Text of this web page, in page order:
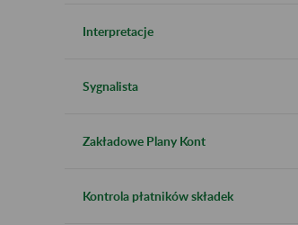
Interpretacje
Sygnalista
Zakładowe Plany Kont
Kontrola płatników składek